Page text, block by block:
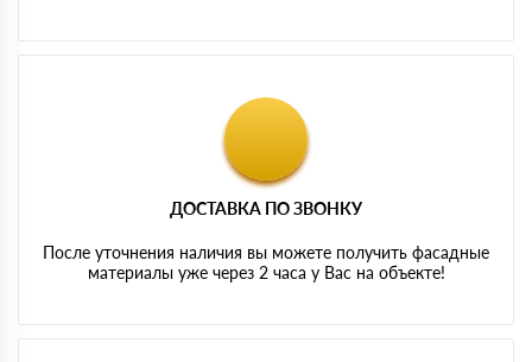
ДОСТАВКА ПО ЗВОНКУ
После уточнения наличия вы можете получить фасадные
материалы уже через 2 часа у Вас на объекте!